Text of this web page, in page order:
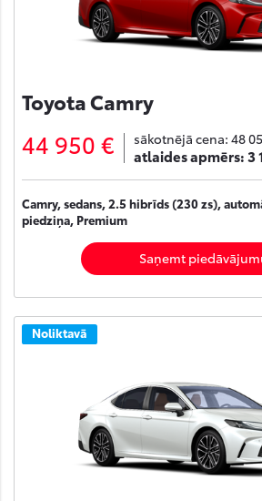
Toyota Camry
44 950 € sākotnējā cena: 48
atlaides apmērs:3
Camry, sedans, 2.5 hibrīds (230 zs),
piedziņa, Premium
Saņemt
Noliktavā